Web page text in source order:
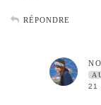
RÉPONDRE
21